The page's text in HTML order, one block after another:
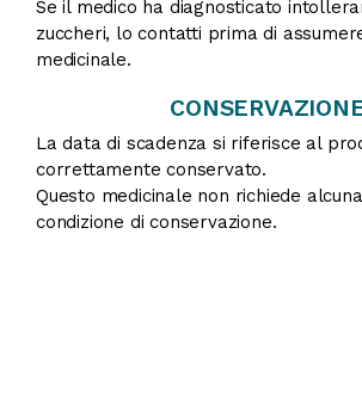
Se il medico ha diagnosticato
zuccheri, lo contatti prima di
medicinale.
La data di scadenza si riferisce al
correttamente conservato.
Questo medicinale non richiede
condizione di conservazione.